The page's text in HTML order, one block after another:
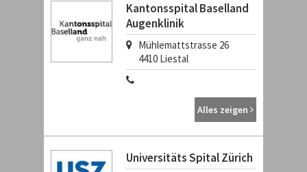
Kantonsspital Baselland
Augenklinik
Mühlemattstrasse 26
4410 Liestal
Alles zeigen
Universitäts Spital Zürich